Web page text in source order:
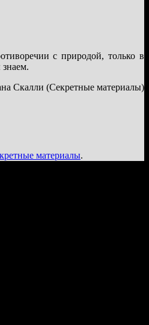
с природой, только в
Скалли (Секретные материалы)
материалы.